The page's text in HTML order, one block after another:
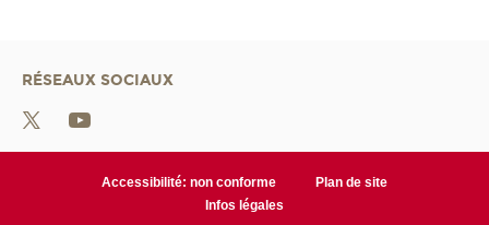
RÉSEAUX SOCIAUX
Accessibilité: non conforme
Plan de site
Infos légales